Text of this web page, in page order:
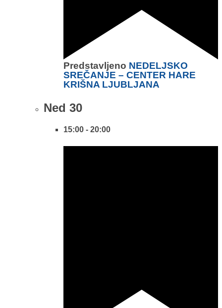
Predstavljeno NEDELJSKO
SREČANJE – CENTER HARE
KRIŠNA LJUBLJANA
Ned 30
15:00 - 20:00